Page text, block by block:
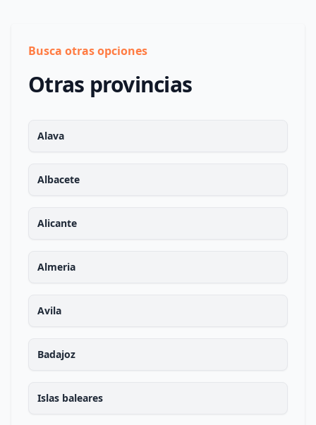
Busca otras opciones
Otras provincias
Alava
Albacete
Alicante
Almeria
Avila
Badajoz
Islas baleares